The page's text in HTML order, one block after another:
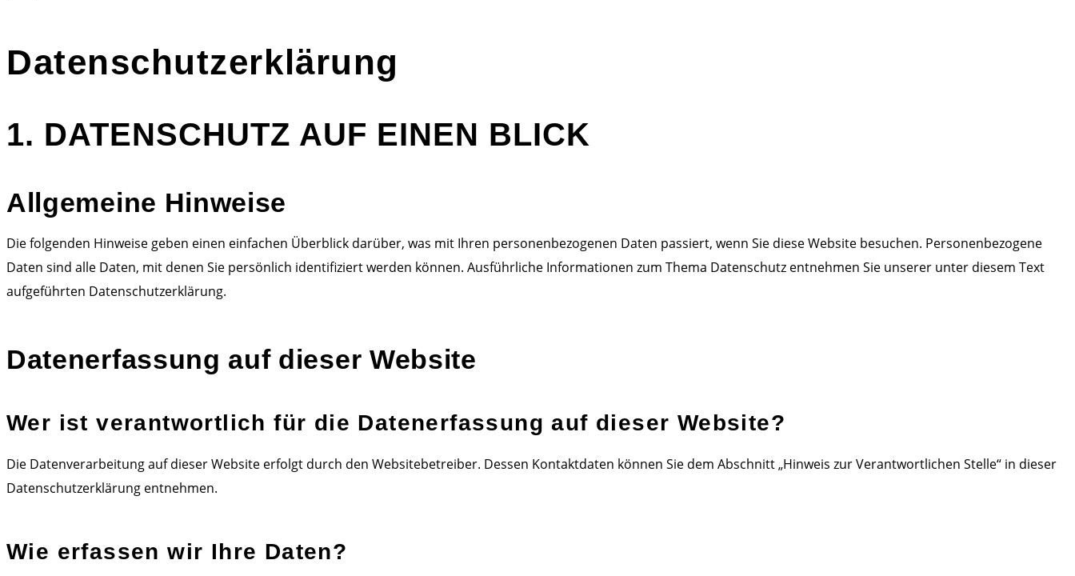
Datenschutzerklärung
1. DATENSCHUTZ AUF EINEN BLICK
Allgemeine Hinweise
Die folgenden Hinweise geben einen einfachen Überblick darüber, was mit Ihren personenbezogenen Daten passiert, wenn Sie diese Website besuchen. Personenbezogene
Daten sind alle Daten, mit denen Sie persönlich identifiziert werden können. Ausführliche Informationen zum Thema Datenschutz entnehmen Sie unserer unter diesem Text
aufgeführten Datenschutzerklärung.
Datenerfassung auf dieser Website
Wer ist verantwortlich für die Datenerfassung auf dieser Website?
Die Datenverarbeitung auf dieser Website erfolgt durch den Websitebetreiber. Dessen Kontaktdaten können Sie dem Abschnitt „Hinweis zur Verantwortlichen Stelle“ in dieser
Datenschutzerklärung entnehmen.
Wie erfassen wir Ihre Daten?